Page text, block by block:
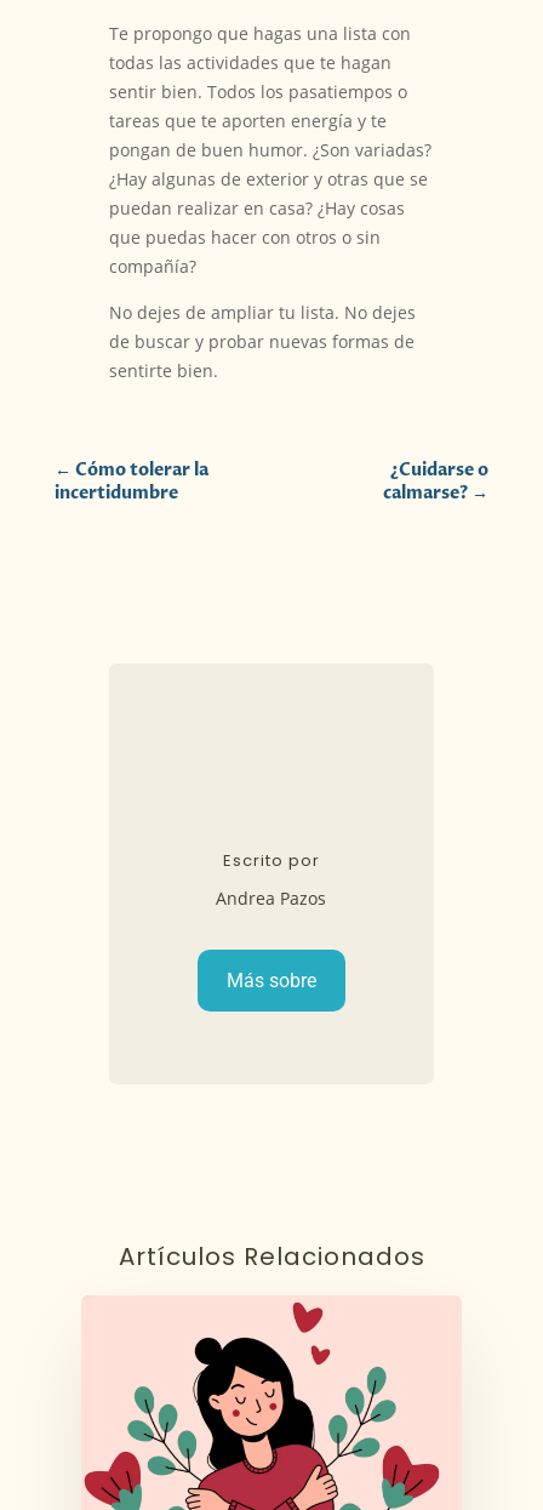
Te propongo que hagas una lista con
todas las actividades que te hagan
sentir bien. Todos los pasatiempos o
tareas que te aporten energía y te
pongan de buen humor. ¿Son variadas?
¿Hay algunas de exterior y otras que se
puedan realizar en casa? ¿Hay cosas
que puedas hacer con otros o sin
compañía?
No dejes de ampliar tu lista. No dejes
de buscar y probar nuevas formas de
sentirte bien.
← Cómo tolerar la
incertidumbre
¿Cuidarse o
calmarse? →
Escrito por
Andrea Pazos
Más sobre
Artículos Relacionados